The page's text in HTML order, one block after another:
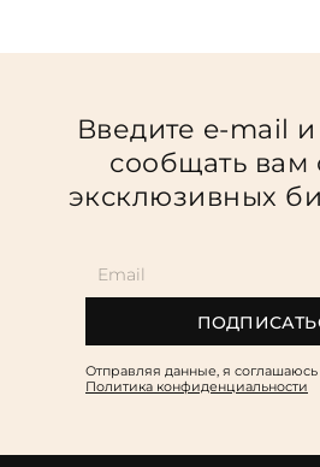
Введите e-mail
сообщать вам
эксклюзивных
Отправляя данные, я
Политика конфиденциальности